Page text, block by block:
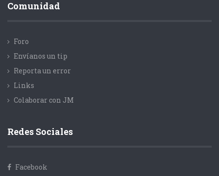
Comunidad
Foro
Envíanos un tip
Reporta un error
Links
Colaborar con JM
Redes Sociales
Facebook